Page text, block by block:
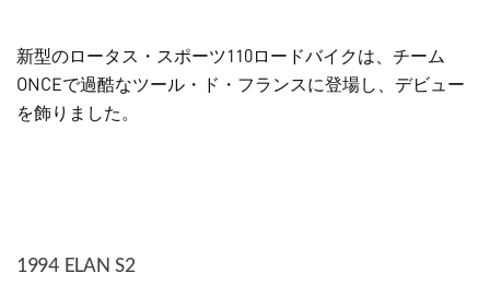
新型のロータス・スポーツ110ロードバイクは、チーム
ONCEで過酷なツール・ド・フランスに登場し、デビュー
を飾りました。
1994 ELAN S2